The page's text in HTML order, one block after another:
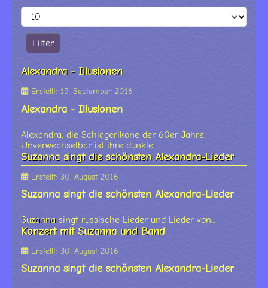
Filter
Alexandra - Illusionen
Erstellt: 15. September 2016
Alexandra - Illusionen
Alexandra, die Schlagerikone der 60er Jahre.
Unverwechselbar ist ihre dunkle...
Suzanna singt die schönsten Alexandra-Lieder
Erstellt: 30. August 2016
Suzanna singt die schönsten Alexandra-Lieder
Suzanna singt russische Lieder und Lieder von...
Konzert mit Suzanna und Band
Erstellt: 30. August 2016
Suzanna singt die schönsten Alexandra-Lieder